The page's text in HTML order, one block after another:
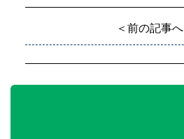
＜前の記事へ